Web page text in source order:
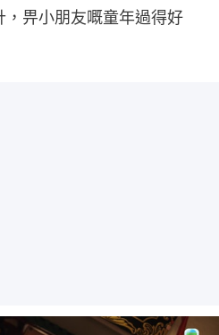
畀小朋友嘅童年過得好